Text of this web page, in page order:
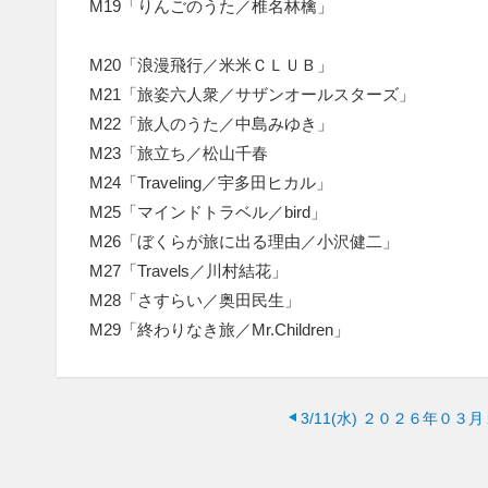
M19「りんごのうた／椎名林檎」
M20「浪漫飛行／米米ＣＬＵＢ」
M21「旅姿六人衆／サザンオールスターズ」
M22「旅人のうた／中島みゆき」
M23「旅立ち／松山千春
M24「Traveling／宇多田ヒカル」
M25「マインドトラベル／bird」
M26「ぼくらが旅に出る理由／小沢健二」
M27「Travels／川村結花」
M28「さすらい／奥田民生」
M29「終わりなき旅／Mr.Children」
3/11(水) ２０２６年０３月